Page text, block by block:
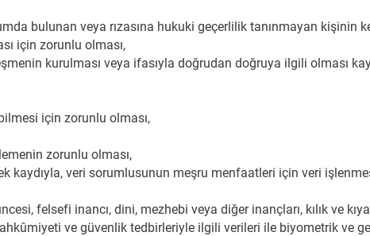
bulunan veya rızasına hukuki geçerlilik tanınmayan kişinin
için zorunlu olması,
kurulması veya ifasıyla doğrudan doğruya ilgili olması
için zorunlu olması,
zorunlu olması,
kaydıyla, veri sorumlusunun meşru menfaatleri için veri
felsefi inancı, dini, mezhebi veya diğer inançları, kılık ve
ve güvenlik tedbirleriyle ilgili verileri ile biyometrik ve